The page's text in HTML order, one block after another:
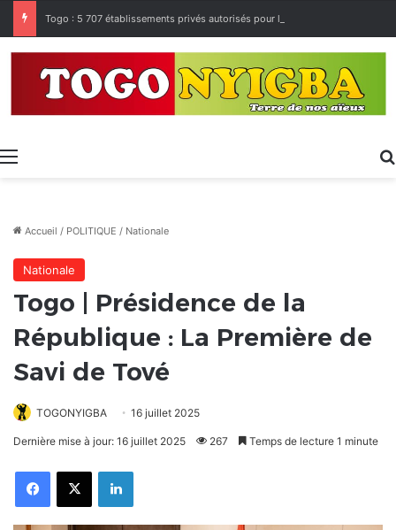
Menu
Accueil / POLITIQUE / Nationale
Nationale
Togo | Présidence de la
République : La Première de
Savi de Tové
TOGONYIGBA 16 juillet 2025
Dernière mise à jour: 16 juillet 2025 267 Temps de lecture 1 minute
FacebookX Linkedin